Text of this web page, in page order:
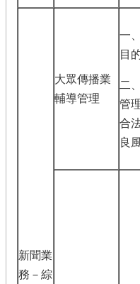
新聞業
務－綜
大眾傳播業
輔導管理
一
目
二
管
合
良